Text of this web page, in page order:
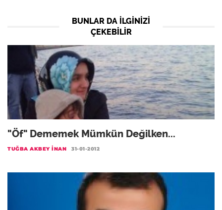
BUNLAR DA ILGINIZI
ÇEKEBILIR
"Öf" Dememek Mümkün Değilken...
TUĞBA AKBEY İNAN 31-01-2012